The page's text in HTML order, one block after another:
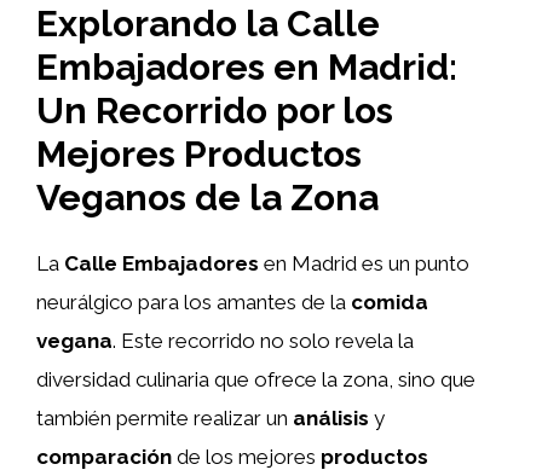
Explorando la Calle
Embajadores en Madrid:
Un Recorrido por los
Mejores Productos
Veganos de la Zona
La Calle Embajadores en Madrid es un punto
neurálgico para los amantes de la comida
vegana. Este recorrido no solo revela la
diversidad culinaria que ofrece la zona, sino que
también permite realizar un análisis y
comparación de los mejores productos